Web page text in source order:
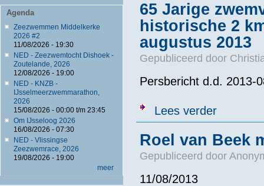
Agenda
Zeezwemmen Middelkerke
2026 #2
11/08/2026 - 19:30
NED - Zeezwemtocht Dishoek -
Zoutelande, 2026
12/08/2026 - 19:00
NED - KNZB -
IJsselmeerzwemmarathon,
2026
15/08/2026 - 00:00t/m 23:45
Om IJsseloog 2026
16/08/2026 - 07:30
NED - Vlissingse
Zeezwemrace, 2026
19/08/2026 - 19:00
meer
65 Jarige
historische 2
augustus 2013
Gepubliceerd door
Persbericht d.d. 2013-
Lees verderover 65
Roel van Beek
Gepubliceerd door
11/08/2013